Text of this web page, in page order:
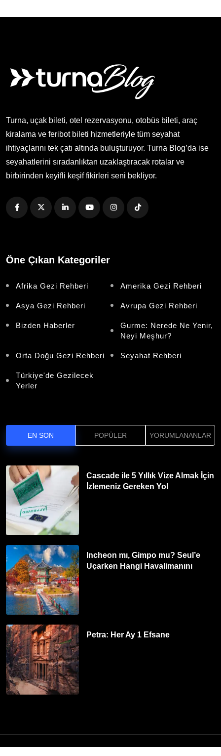
Turna, uçak bileti, otel rezervasyonu, otobüs bileti, araç
kiralama ve feribot bileti hizmetleriyle tüm seyahat
ihtiyaçlarını tek çatı altında buluşturuyor. Turna Blog’da ise
seyahatlerini sıradanlıktan uzaklaştıracak rotalar ve
birbirinden keyifli keşif fikirleri seni bekliyor.
Öne Çıkan Kategoriler
Afrika Gezi Rehberi Amerika Gezi Rehberi
Asya Gezi Rehberi Avrupa Gezi Rehberi
Bizden Haberler
Gurme: Nerede Ne Yenir,
Neyi Meşhur?
Orta Doğu Gezi Rehberi Seyahat Rehberi
Türkiye'de Gezilecek
Yerler
EN SON POPÜLER YORUMLANANLAR
Cascade ile 5 Yıllık Vize Almak İçin
İzlemeniz Gereken Yol
Incheon mı, Gimpo mu? Seul’e
Uçarken Hangi Havalimanını
Petra: Her Ay 1 Efsane